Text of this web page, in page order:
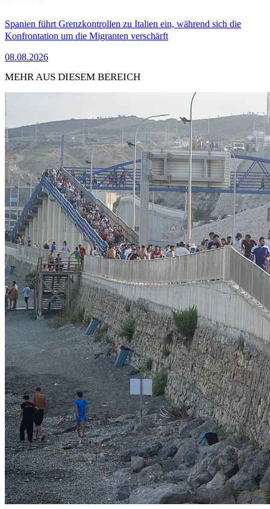
Spanien führt Grenzkontrollen zu Italien ein, während sich die
Konfrontation um die Migranten verschärft
08.08.2026
MEHR AUS DIESEM BEREICH